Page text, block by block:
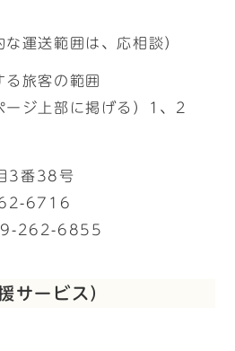
運送範囲は、応相談）
る旅客の範囲
ージ上部に掲げる）1、2
3番38号
6716
262-6855
サービス）